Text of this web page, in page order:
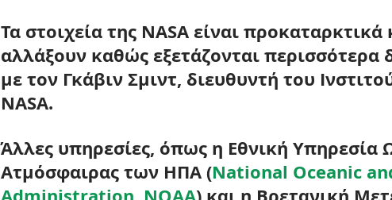
Τα στοιχεία της NASA είναι προκαταρκτικά
αλλάξουν καθώς εξετάζονται
με τον Γκάβιν Σμιντ, διευθυντή του
NASA.
Άλλες υπηρεσίες, όπως η Εθνική Υπηρεσία
Ατμόσφαιρας των ΗΠΑ (National Oceanic